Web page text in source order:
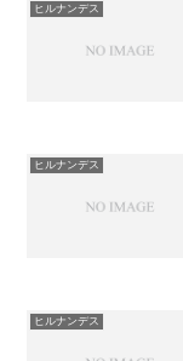
ヒルナンデス
ヒルナンデス
ヒルナンデス